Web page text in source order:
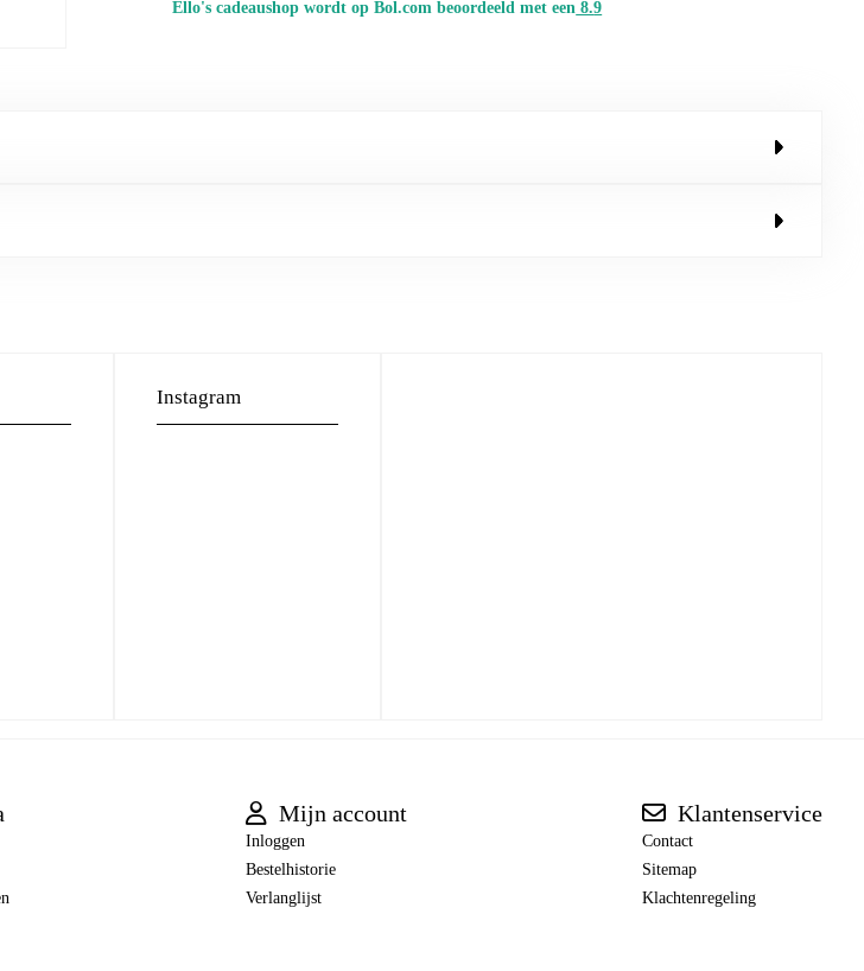
Ello's cadeaushop wordt op Bol.com beoordeeld met een 8.9
Instagram
Mijn account
Inloggen
Bestelhistorie
Verlanglijst
Klantenservice
Contact
Sitemap
Klachtenregeling